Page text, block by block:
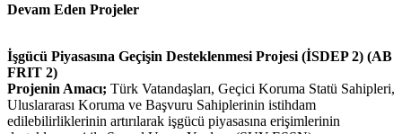
Devam Eden Projeler
İşgücü Piyasasına Geçişin Desteklenmesi Projesi (İSDEP 2) (AB
FRIT 2)
Projenin Amacı; Türk Vatandaşları, Geçici Koruma Statü Sahipleri,
Uluslararası Koruma ve Başvuru Sahiplerinin istihdam
edilebilirliklerinin artırılarak işgücü piyasasına erişimlerinin